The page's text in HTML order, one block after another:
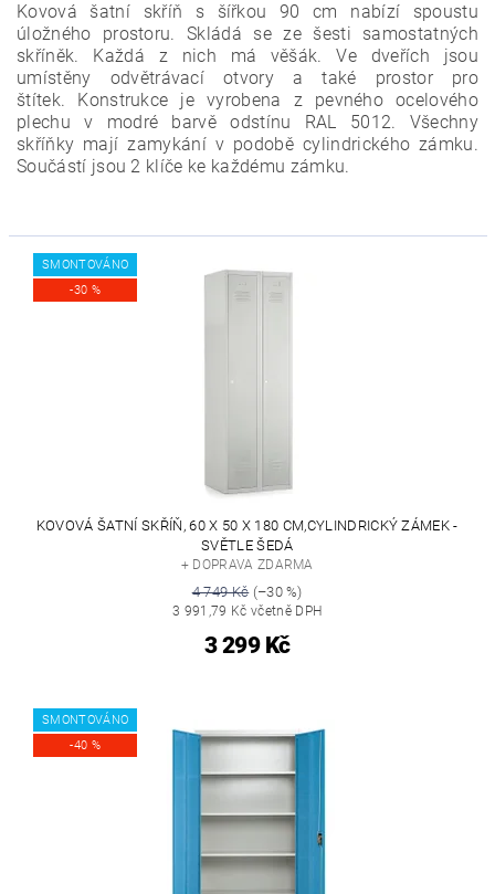
Kovová šatní skříň s šířkou 90 cm nabízí spoustu
úložného prostoru. Skládá se ze šesti samostatných
skříněk. Každá z nich má věšák. Ve dveřích jsou
umístěny odvětrávací otvory a také prostor pro
štítek. Konstrukce je vyrobena z pevného ocelového
plechu v modré barvě odstínu RAL 5012. Všechny
skříňky mají zamykání v podobě cylindrického zámku.
Součástí jsou 2 klíče ke každému zámku.
SMONTOVÁNO
-30 %
KOVOVÁ ŠATNÍ SKŘÍŇ, 60 X 50 X 180 CM,CYLINDRICKÝ ZÁMEK -
SVĚTLE ŠEDÁ
+ DOPRAVA ZDARMA
4 749 Kč(–30 %)
3 991,79 Kč včetně DPH
3 299 Kč
SMONTOVÁNO
-40 %